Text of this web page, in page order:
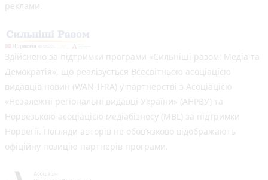
реклами.
Здійснено за підтримки програми «Сильніші разом: Медіа та
Демократія», що реалізується Всесвітньою асоціацією
видавців новин (WAN-IFRA) у партнерстві з Асоціацією
«Незалежні регіональні видавці України» (АНРВУ) та
Норвезькою асоціацією медіабізнесу (MBL) за підтримки
Норвегії. Погляди авторів не обов’язково відображають
офіційну позицію партнерів програми.